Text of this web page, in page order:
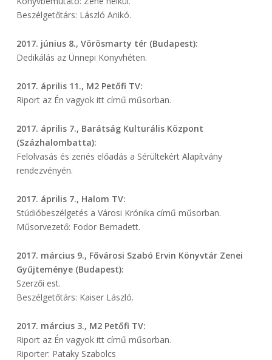
Beszélgetőtárs: László Anikó.
2017. június 8., Vörösmarty tér (Budapest):
Dedikálás az Ünnepi Könyvhéten.
2017. április 11., M2 Petőfi TV:
Riport az Én vagyok itt című műsorban.
2017. április 7., Barátság Kulturális Központ
(Százhalombatta):
Felolvasás és zenés előadás a Sérültekért Alapítvány
rendezvényén.
2017. április 7., Halom TV:
Stúdióbeszélgetés a Városi Krónika című műsorban.
Műsorvezető: Fodor Bernadett.
2017. március 9., Fővárosi Szabó Ervin Könyvtár Zenei
Gyűjteménye (Budapest):
Szerzői est.
Beszélgetőtárs: Kaiser László.
2017. március 3., M2 Petőfi TV:
Riport az Én vagyok itt című műsorban.
Riporter: Pataky Szabolcs